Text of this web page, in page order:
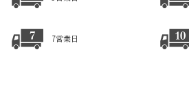
7営業日